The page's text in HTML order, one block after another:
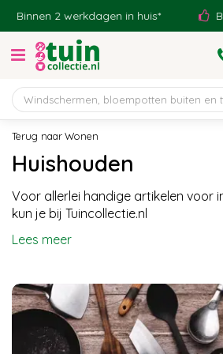
Wonen
werkdagen in huis* Beoordeeld
Huishouden
Voor allerlei handige artikelen voor
kun je bij Tuincollectie.nl
Lees meer